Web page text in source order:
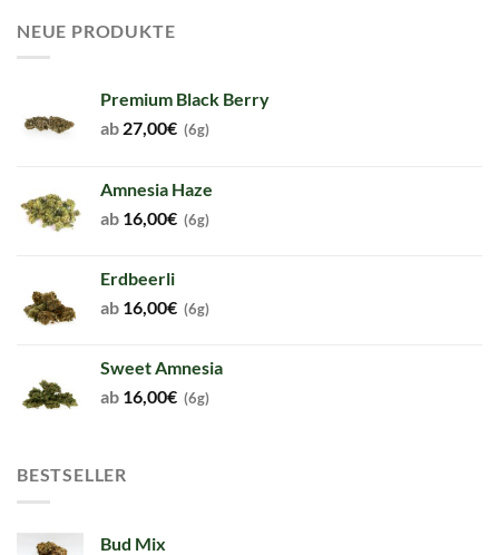
NEUE PRODUKTE
Premium Black Berry
ab 27,00€ (6g)
Amnesia Haze
ab 16,00€ (6g)
Erdbeerli
ab 16,00€ (6g)
Sweet Amnesia
ab 16,00€ (6g)
BESTSELLER
Bud Mix